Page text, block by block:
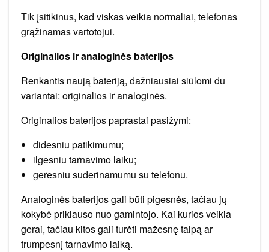
Tik įsitikinus, kad viskas veikia normaliai, telefonas
grąžinamas vartotojui.
Originalios ir analoginės baterijos
Renkantis naują bateriją, dažniausiai siūlomi du
variantai: originalios ir analoginės.
Originalios baterijos paprastai pasižymi:
didesniu patikimumu;
ilgesniu tarnavimo laiku;
geresniu suderinamumu su telefonu.
Analoginės baterijos gali būti pigesnės, tačiau jų
kokybė priklauso nuo gamintojo. Kai kurios veikia
gerai, tačiau kitos gali turėti mažesnę talpą ar
trumpesnį tarnavimo laiką.